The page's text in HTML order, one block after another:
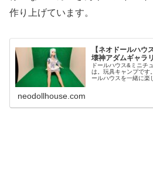
作り上げています。
【ネオドールハウ
壊神アダムギャラ
ドールハウス&ミニチ
は。玩具キャンプです
ールハウスを一緒に楽
neodollhouse.com